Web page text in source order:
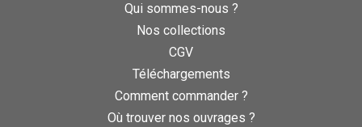
Qui sommes-nous ?
Nos collections
CGV
Téléchargements
Comment commander ?
Où trouver nos ouvrages ?